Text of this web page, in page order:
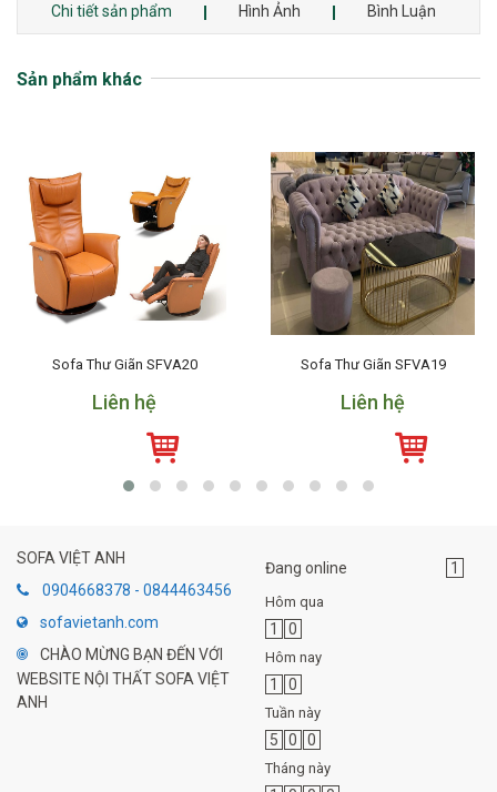
Chi tiết sản phẩm Hình Ảnh Bình Luận
Sản phẩm khác
Sofa Thư Giãn SFVA20
Liên hệ
Sofa Thư Giãn SFVA19
Liên hệ
SOFA VIỆT ANH
0904668378 - 0844463456
sofavietanh.com
CHÀO MỪNG BẠN ĐẾN VỚI
WEBSITE NỘI THẤT SOFA VIỆT
ANH
Đang online 1
Hôm qua
1 0
Hôm nay
1 0
Tuần này
5 0 0
Tháng này